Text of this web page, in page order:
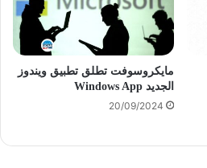
مايكروسوفت تطلق تطبيق ويندوز
الجديد Windows App
20/09/2024